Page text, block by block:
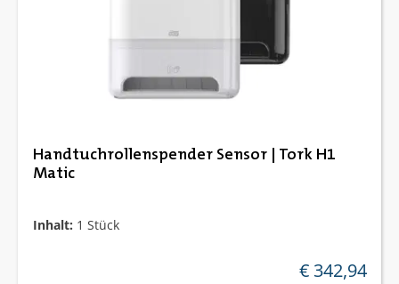
Handtuchrollenspender Sensor | Tork H1
Matic
Inhalt: 1 Stück
regulärer preis:
€ 342,94